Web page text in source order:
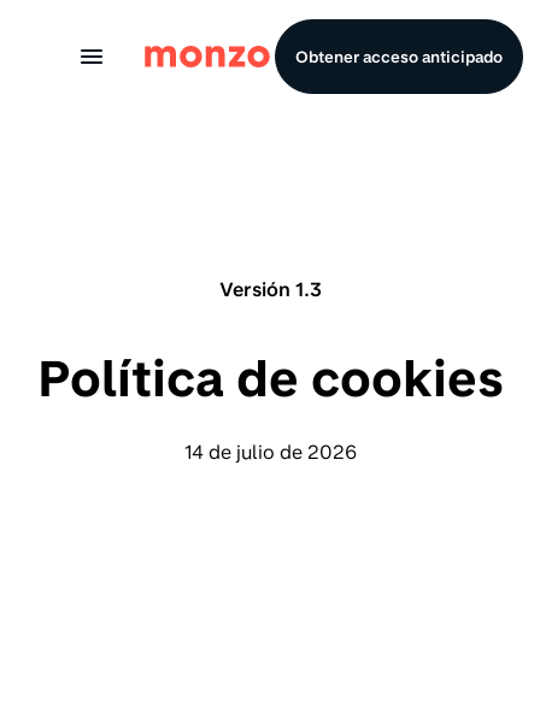
Obtener acceso anticipado
Versión 1.3
Política de cookies
14 de julio de 2026